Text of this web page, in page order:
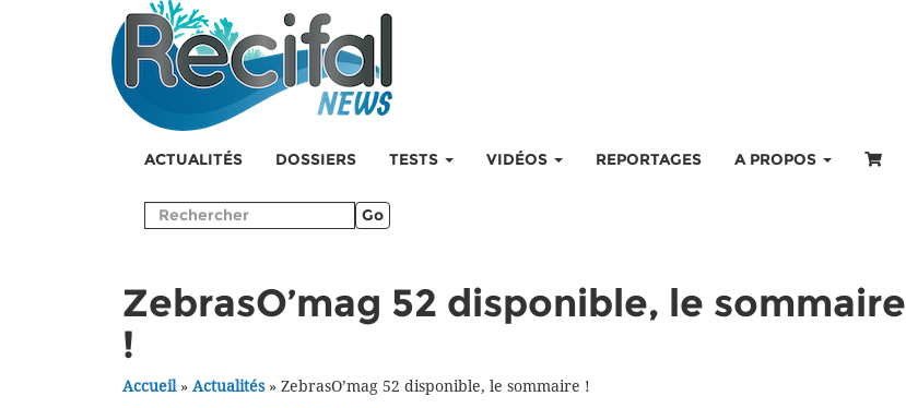
ACTUALITÉS DOSSIERS TESTS VIDÉOS REPORTAGES A PROPOS
Go
ZebrasO’mag 52 disponible, le sommaire
!
Accueil» Actualités» ZebrasO’mag 52 disponible, le sommaire !